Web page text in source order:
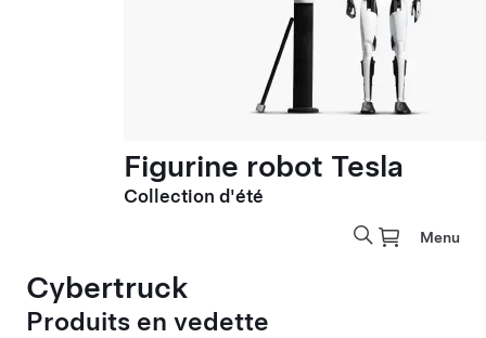
Figurine robot Tesla
Collection d'été
Menu
Cybertruck
Produits en vedette